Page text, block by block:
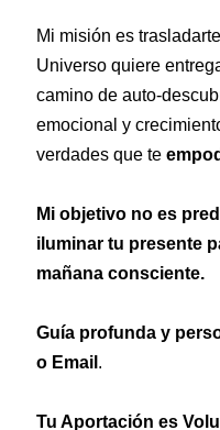
Mi misión es
Universo quiere
camino de auto-
emocional y
verdades que te
Mi objetivo no es
iluminar tu presente
mañana consciente.
Guía profunda y
o Email .
Tu Aportación es